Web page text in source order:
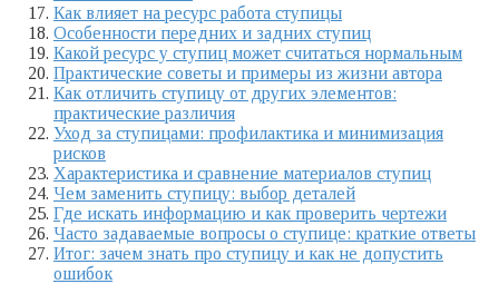
Как влияет на ресурс работа ступицы
Особенности передних и задних ступиц
Какой ресурс у ступиц может считаться нормальным
Практические советы и примеры из жизни автора
Как отличить ступицу от других элементов:
практические различия
Уход за ступицами: профилактика и минимизация
рисков
Характеристика и сравнение материалов ступиц
Чем заменить ступицу: выбор деталей
Где искать информацию и как проверить чертежи
Часто задаваемые вопросы о ступице: краткие ответы
Итог: зачем знать про ступицу и как не допустить
ошибок